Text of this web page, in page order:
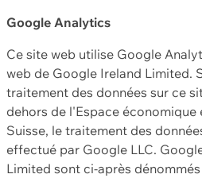
Google Analytics
Ce site web utilise Google
web de Google Ireland Limited.
traitement des données sur ce
dehors de l'Espace économique
Suisse, le traitement des
effectué par Google LLC.
Limited sont ci-après